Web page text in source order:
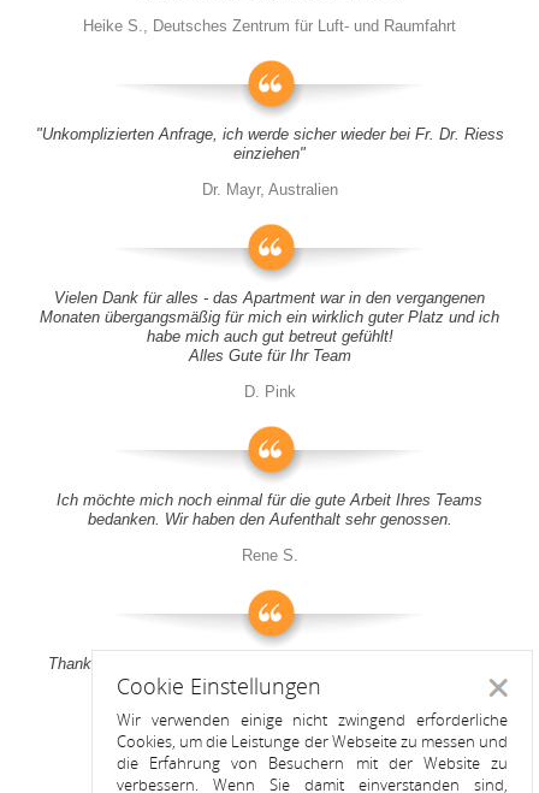
Heike S., Deutsches Zentrum für Luft- und Raumfahrt
"Unkomplizierten Anfrage, ich werde sicher wieder bei Fr. Dr. Riess
einziehen"
Dr. Mayr, Australien
Vielen Dank für alles - das Apartment war in den vergangenen
Monaten übergangsmäßig für mich ein wirklich guter Platz und ich
habe mich auch gut betreut gefühlt!
Alles Gute für Ihr Team
D. Pink
Ich möchte mich noch einmal für die gute Arbeit Ihres Teams
bedanken. Wir haben den Aufenthalt sehr genossen.
Rene S.
Thank you all for your support! It was a pleasure to stay at your
apartment
Anitah S.
Cookie Einstellungen
Wir verwenden einige nicht zwingend erforderliche
Cookies, um die Leistunge der Webseite zu messen und
die Erfahrung von Besuchern mit der Website zu
verbessern. Wenn Sie damit einverstanden sind,